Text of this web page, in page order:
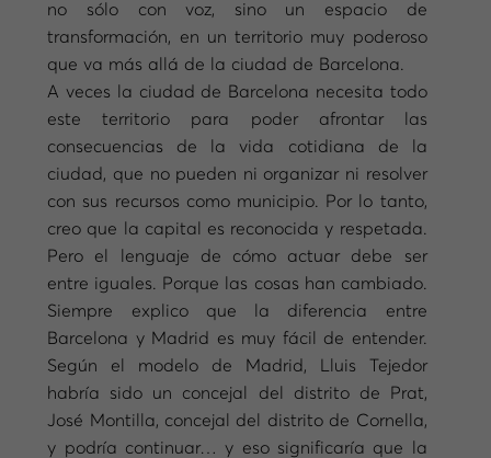
no sólo con voz, sino un espacio de
transformación, en un territorio muy poderoso
que va más allá de la ciudad de Barcelona.
A veces la ciudad de Barcelona necesita todo
este territorio para poder afrontar las
consecuencias de la vida cotidiana de la
ciudad, que no pueden ni organizar ni resolver
con sus recursos como municipio. Por lo tanto,
creo que la capital es reconocida y respetada.
Pero el lenguaje de cómo actuar debe ser
entre iguales. Porque las cosas han cambiado.
Siempre explico que la diferencia entre
Barcelona y Madrid es muy fácil de entender.
Según el modelo de Madrid, Lluis Tejedor
habría sido un concejal del distrito de Prat,
José Montilla, concejal del distrito de Cornella,
y podría continuar… y eso significaría que la